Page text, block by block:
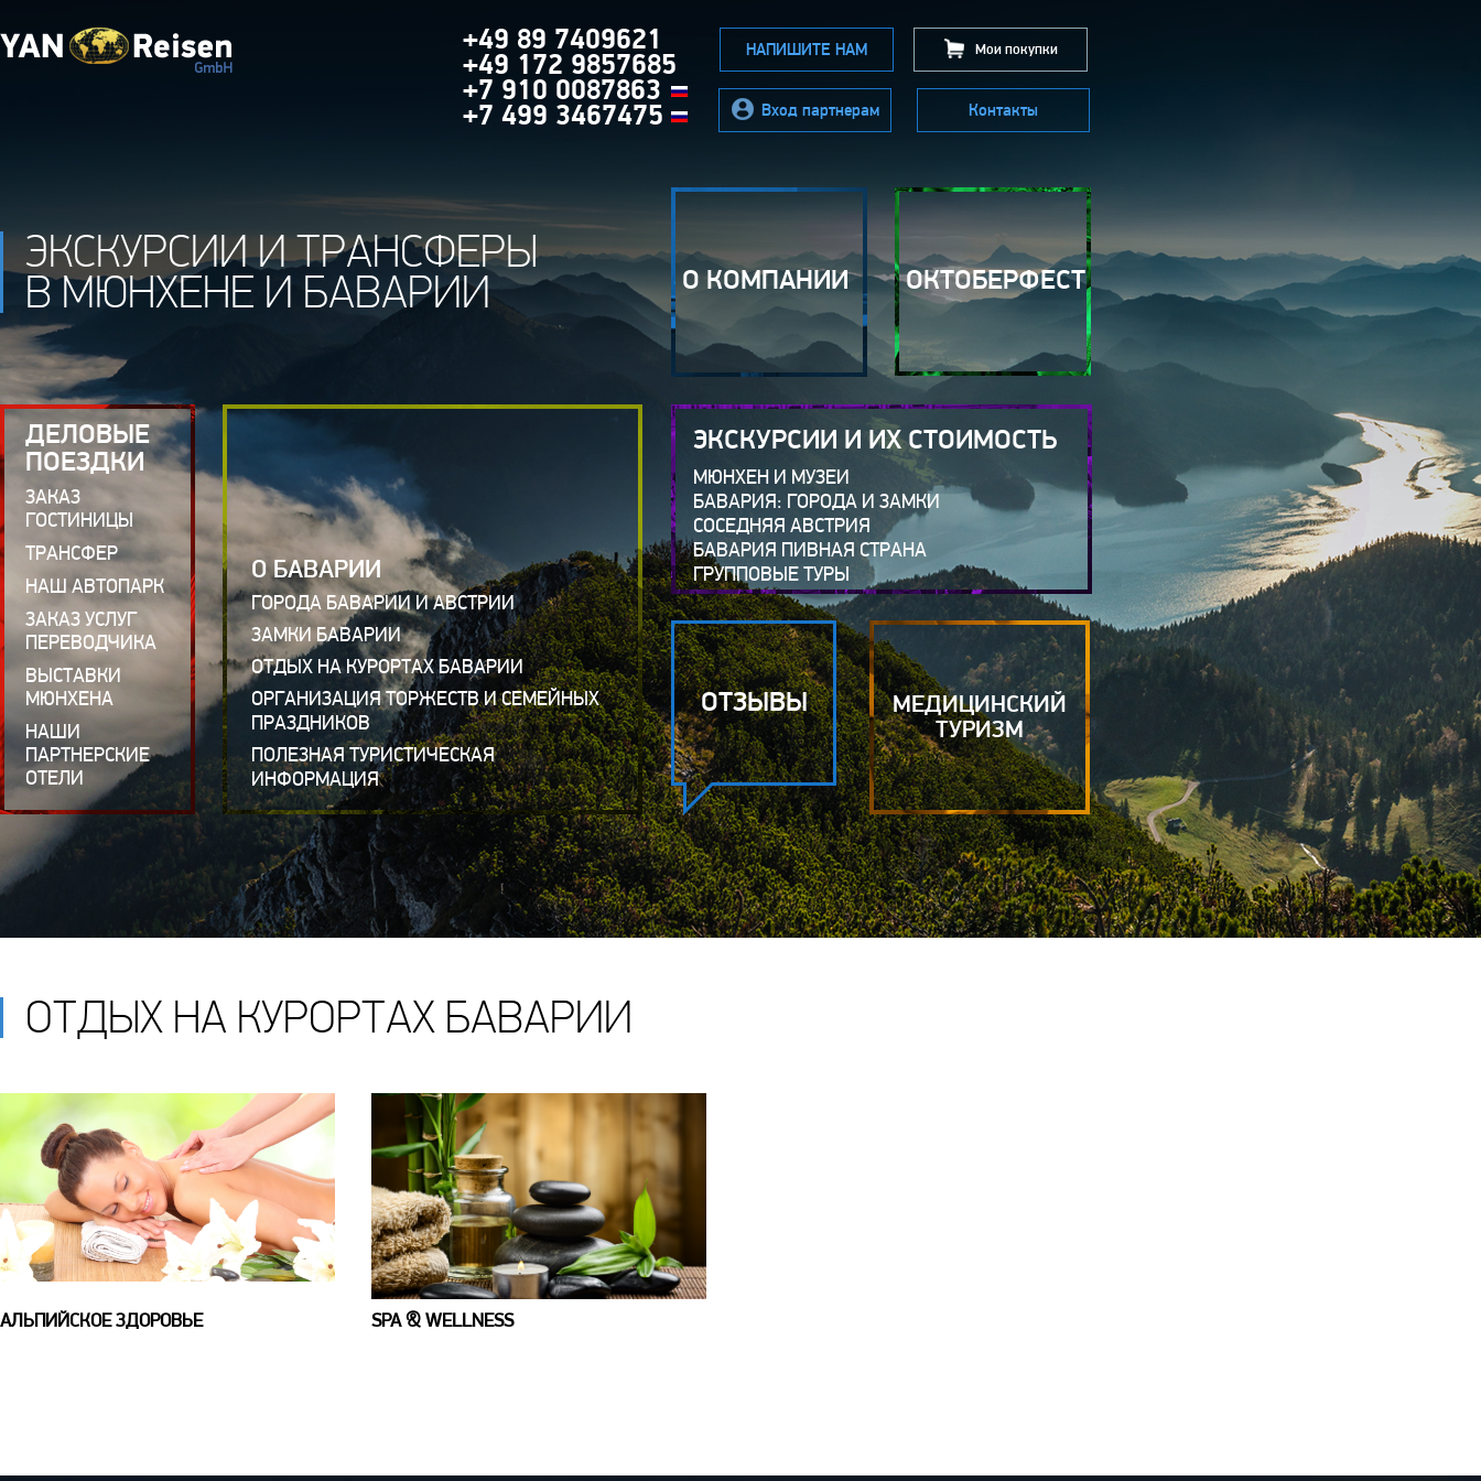
+49 89 7409621
+49 172 9857685
+7 910 0087863
+7 499 3467475
НАПИШИТЕ НАМ
Вход партнерам
Мои покупки
Контакты
ЭКСКУРСИИ И ТРАНСФЕРЫ
В МЮНХЕНЕ И БАВАРИИ О КОМПАНИИ ОКТОБЕРФЕСТ
ДЕЛОВЫЕ
ПОЕЗДКИ
ЗАКАЗ
ГОСТИНИЦЫ
ТРАНСФЕР
НАШ АВТОПАРК
ЗАКАЗ УСЛУГ
ПЕРЕВОДЧИКА
ВЫСТАВКИ
МЮНХЕНА
НАШИ
ПАРТНЕРСКИЕ
ОТЕЛИ
О БАВАРИИ
ГОРОДА БАВАРИИ И АВСТРИИ
ЗАМКИ БАВАРИИ
ОТДЫХ НА КУРОРТАХ БАВАРИИ
ОРГАНИЗАЦИЯ ТОРЖЕСТВ И СЕМЕЙНЫХ
ПРАЗДНИКОВ
ПОЛЕЗНАЯ ТУРИСТИЧЕСКАЯ
ИНФОРМАЦИЯ
ЭКСКУРСИИ И ИХ СТОИМОСТЬ
МЮНХЕН И МУЗЕИ
БАВАРИЯ: ГОРОДА И ЗАМКИ
СОСЕДНЯЯ АВСТРИЯ
БАВАРИЯ ПИВНАЯ СТРАНА
ГРУППОВЫЕ ТУРЫ
ОТЗЫВЫ
МЕДИЦИНСКИЙ
ТУРИЗМ
ОТДЫХ НА КУРОРТАХ БАВАРИИ
АЛЬПИЙСКОЕ ЗДОРОВЬЕ SPA & WELLNESS